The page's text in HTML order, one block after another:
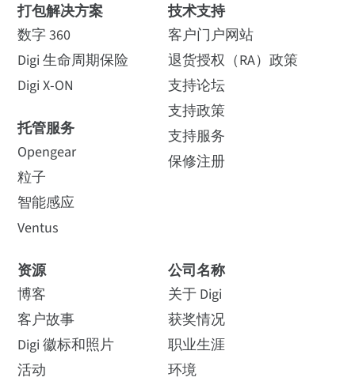
打包解决方案
数字 360
Digi 生命周期保险
Digi X-ON
托管服务
Opengear
粒子
智能感应
Ventus
技术支持
客户门户网站
退货授权（RA）政策
支持论坛
支持政策
支持服务
保修注册
资源
博客
客户故事
Digi 徽标和照片
活动
公司名称
关于 Digi
获奖情况
职业生涯
环境